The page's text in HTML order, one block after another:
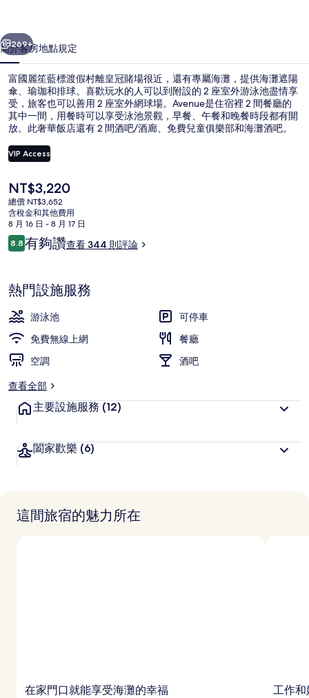
假
村
的
相
片
集
個 下一個
269+
簡介客房地點規定
富國麗笙藍標渡假村離皇冠賭場很近，還有專屬海灘，提供海灘遮陽
傘、瑜珈和排球。喜歡玩水的人可以到附設的 2 座室外游泳池盡情享
受，旅客也可以善用 2 座室外網球場。Avenue是住宿裡 2 間餐廳的
其中一間，用餐時可以享受泳池景觀，早餐、午餐和晚餐時段都有開
放。此奢華飯店還有 2 間酒吧/酒廊、免費兒童俱樂部和海灘酒吧。
VIP Access
目
前
的
價
格
是
NT$3,220
總價 NT$3,652
含稅金和其他費用
8 月 16 日 - 8 月 17 日
評
論
8.88.8 分，滿分 10 分，
有夠讚查看 344 則評論
熱門設施服務
游泳池
可停車
免費無線上網
餐廳
空調
酒吧
查看全部
主要設施服務 (12)
闔家歡樂 (6)
這間旅宿的魅力所在
在家門口就能享受海灘的幸福 工作